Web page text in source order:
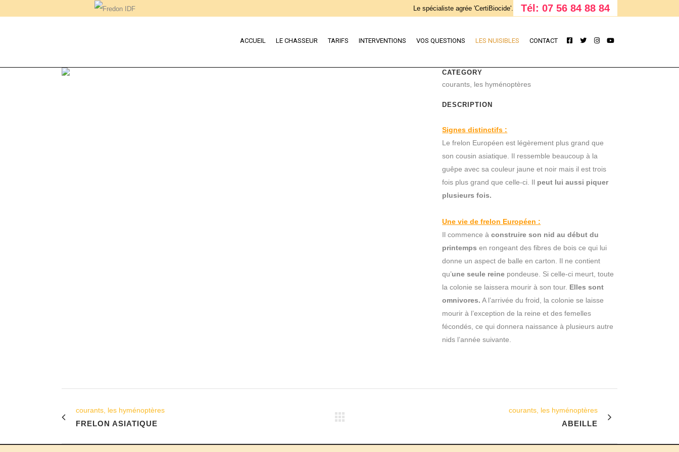
Le spécialiste agrée 'CertiBiocide'. Tél: 07 56 84 88 84
ACCUEIL LE CHASSEUR TARIFS INTERVENTIONS VOS QUESTIONS LES NUISIBLES CONTACT
CATEGORY
courants, les hyménoptères
DESCRIPTION
Signes distinctifs :
Le frelon Européen est légèrement plus grand que
son cousin asiatique. Il ressemble beaucoup à la
guêpe avec sa couleur jaune et noir mais il est trois
fois plus grand que celle-ci. Il peut lui aussi piquer
plusieurs fois.
Une vie de frelon Européen :
Il commence àconstruire son nid au début du
printemps en rongeant des fibres de bois ce qui lui
donne un aspect de balle en carton. Il ne contient
qu’une seule reine pondeuse. Si celle-ci meurt, toute
la colonie se laissera mourir à son tour. Elles sont
omnivores. A l’arrivée du froid, la colonie se laisse
mourir à l’exception de la reine et des femelles
fécondés, ce qui donnera naissance à plusieurs autre
nids l’année suivante.
courants, les hyménoptères
FRELON ASIATIQUE
courants, les hyménoptères
ABEILLE